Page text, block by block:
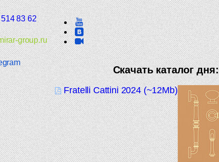
Скачать каталог дня:
Fratelli Cattini 2024 (~12Mb)
83 62
group.ru